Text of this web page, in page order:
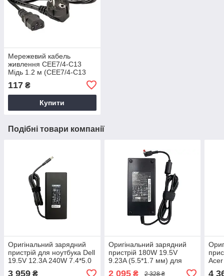
Мережевий кабель
живлення CEE7/4-C13
Мідь 1.2 м (CEE7/4-C13
117 ₴
Купити
Подібні товари компанії
Оригінальний зарядний
пристрій для ноутбука Dell
19.5V 12.3A 240W 7.4*5.0
pin Gen4 Original PRC
3 959 ₴
Оригінальний зарядний
пристрій 180W 19.5V
9.23A (5.5*1.7 мм) для
ноутбука Acer Predator
2 095₴ 2 328 ₴ 4